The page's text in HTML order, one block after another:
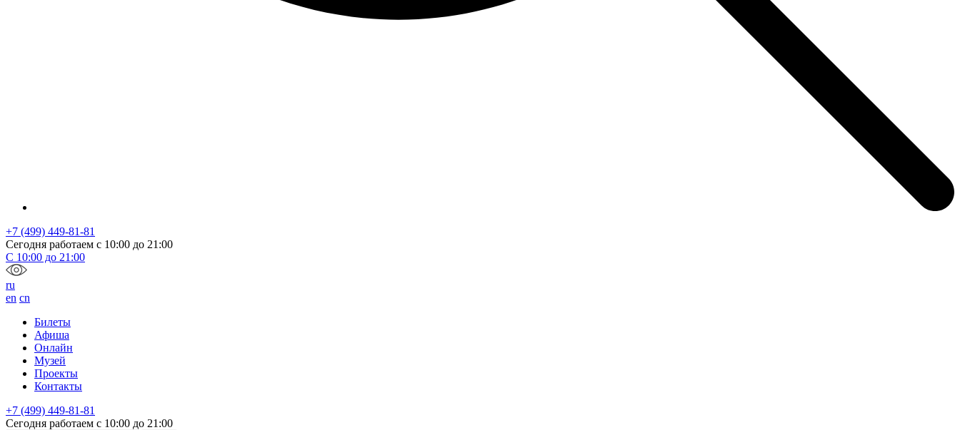
+7 (499) 449-81-81
Сегодня работаем с 10:00 до 21:00
С 10:00 до 21:00
ru
en cn
Билеты
Афиша
Онлайн
Музей
Проекты
Контакты
+7 (499) 449-81-81
Сегодня работаем с 10:00 до 21:00